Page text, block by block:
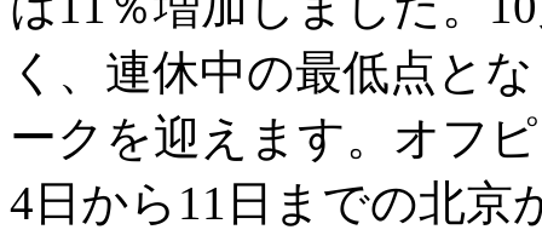
く、連休中の最低点と
ークを迎えます。オフ
4日から11日までの北京